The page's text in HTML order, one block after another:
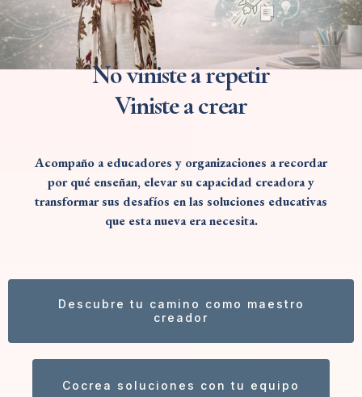
No viniste a repetir
Viniste a crear
Acompaño a educadores y organizaciones a recordar
por qué enseñan, elevar su capacidad creadora y
transformar sus desafíos en las soluciones educativas
que esta nueva era necesita.
Descubre tu camino como maestro
creador
Cocrea soluciones con tu equipo